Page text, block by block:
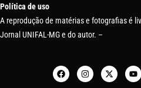
Política de uso
A reprodução de matérias e fotografias é
Jornal UNIFAL-MG e do autor. –